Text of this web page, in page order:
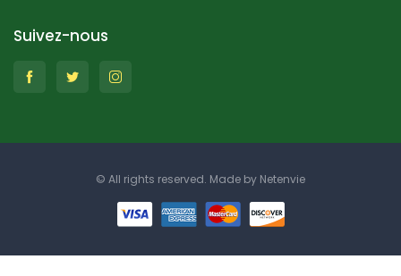
Suivez-nous
© All rights reserved. Made by Netenvie